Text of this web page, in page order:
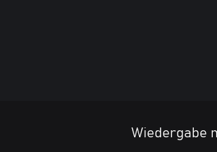
Wiedergabe